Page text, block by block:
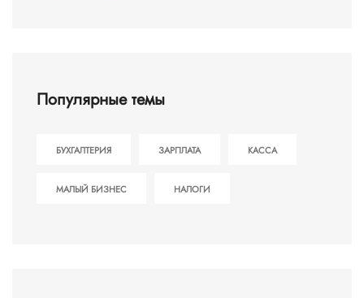
Популярные темы
БУХГАЛТЕРИЯ ЗАРПЛАТА КАССА
МАЛЫЙ БИЗНЕС НАЛОГИ